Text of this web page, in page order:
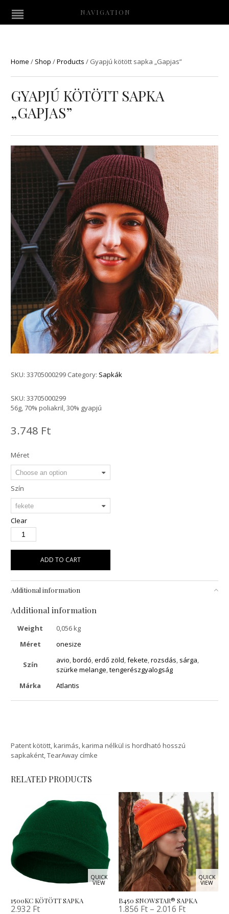
NAVIGATION
Home / Shop /Products / Gyapjú kötött sapka „Gapjas”
GYAPJÚ KÖTÖTT SAPKA
„GAPJAS”
SKU:33705000299 Category: Sapkák
SKU:33705000299
56g, 70% poliakril, 30% gyapjú
3.748 Ft
Méret
Szín
Clear
ADD TO CART
Additional information
Additional information
Weight
0,056 kg
Méret
onesize
Szín avio ,bordó ,erdő zöld ,fekete ,rozsdás sárga
szürke melange ,tengerészgyalogság
Márka
Atlantis
Patent kötött, karimás, karima nélkül is hordható hosszú
sapkaként, TearAway címke
RELATED PRODUCTS
QUICK
VIEW
1500KC KÖTÖTT SAPKA
2.932 Ft
QUICK
VIEW
B450 SNOWSTAR® SAPKA
1.856 Ft – 2.016 Ft